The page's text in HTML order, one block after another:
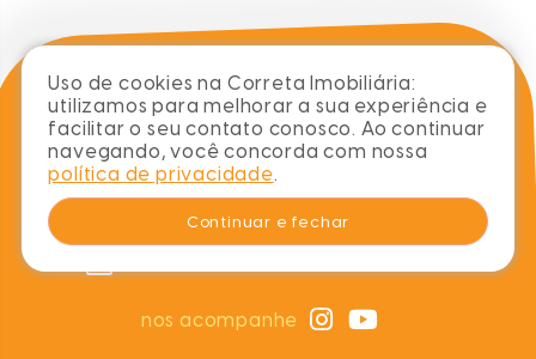
sobre blog imóveis contato
chame no whats
(48) 99978-0769
nos acompanhe
Uso de cookies na Correta Imobiliária:
utilizamos para melhorar a sua experiência e
facilitar o seu contato conosco. Ao continuar
navegando, você concorda com nossa
política de privacidade.
Continuar e fechar